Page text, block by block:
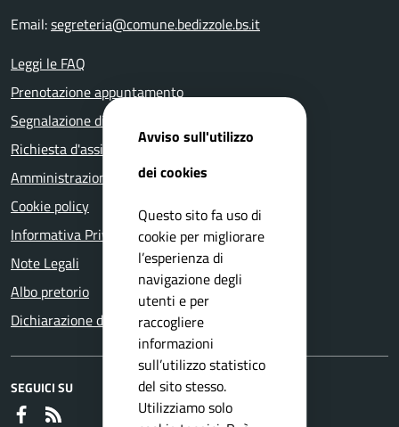
Email:segreteria@comune.bedizzole.bs.it
Leggi le FAQ
Prenotazione appuntamento
Segnalazione disservizio
Richiesta d'assistenza
Amministrazione trasparente
Cookie policy
Informativa Privacy
Note Legali
Albo pretorio
Dichiarazione di accessibilità
SEGUICI SU
Faceboook
Avviso sull'utilizzo
dei cookies
Questo sito fa uso di
cookie per migliorare
l’esperienza di
navigazione degli
utenti e per
raccogliere
informazioni
sull’utilizzo statistico
del sito stesso.
Utilizziamo solo